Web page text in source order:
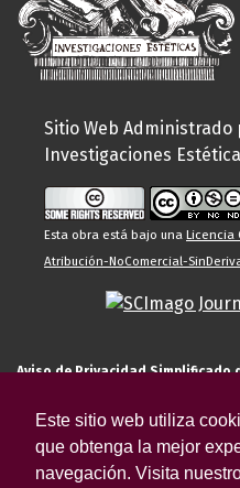
Este sitio web utiliza
que obtenga la mejor
navegación. Visita
Sitio Web
Investigaciones
Esta obra está bajo una Licencia
Atribución-NoComercial-
Aviso de Privacidad
El Instituto de Investigaciones
tratamiento de sus datos
alumno, docente, personal de la
invitado externo (nacional o